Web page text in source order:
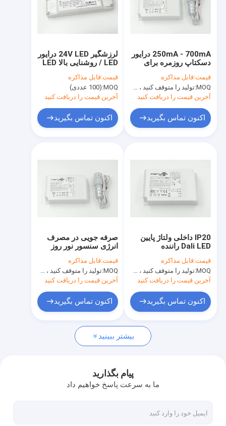
درباره ما
کنترل کیفیت
با ما تماس بگیرید
درخواست نقل قول
سنسور حرکت مایکروویو
لرزشگیر 24V LED درایور
LED / روشنایی بالا LED
قیمت:قابل مذاکره
MOQ: (100 عددی)
آخرین قیمت را دریافت کنید
اکنون تماس بگیرید
250mA - 700mA درایور
دسکتاپ روزمره برای
قیمت:قابل مذاکره
MOQ: تولید را متوقف کنید ، موجود نیست
آخرین قیمت را دریافت کنید
اکنون تماس بگیرید
صرفه جویی در مصرف
انرژی سنسور نور روز
خورشید در محیط اطراف
قیمت:قابل مذاکره
MOQ: تولید را متوقف کنید ، موجود نیست
آخرین قیمت را دریافت کنید
اکنون تماس بگیرید
IP20 داخلی ولتاژ پایین
Dali LED راننده
58 Vdc کلاس II
قیمت:قابل مذاکره
MOQ: تولید را متوقف کنید ، موجود نیست
آخرین قیمت را دریافت کنید
اکنون تماس بگیرید
بیشتر ببینید
پیام بگذارید
ما به سرعت پاسخ خواهیم داد